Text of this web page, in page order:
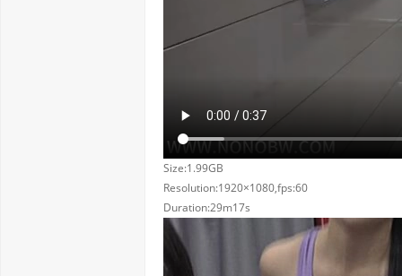
Size:1.99GB
Resolution:1920×1080,fps:60
Duration:29m17s